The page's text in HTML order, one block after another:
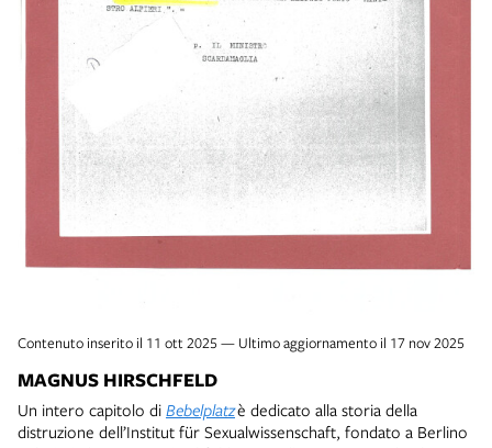
Contenuto inserito il 11 ott 2025 — Ultimo aggiornamento il 17 nov 2025
MAGNUS HIRSCHFELD
Un intero capitolo di Bebelplatzè dedicato alla storia della
distruzione dell’Institut für Sexualwissenschaft, fondato a Berlino